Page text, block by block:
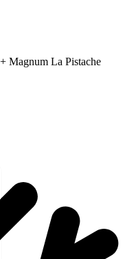
Magnum La Pistache